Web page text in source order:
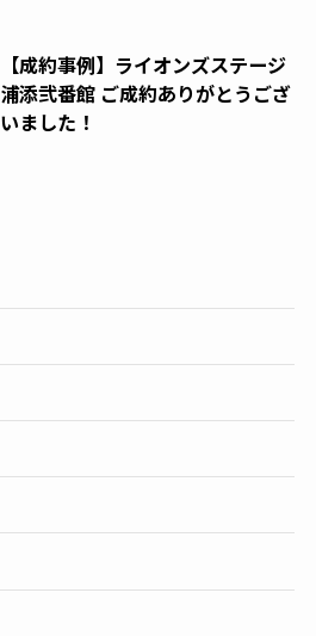
【成約事例】ライオンズステージ
浦添弐番館 ご成約ありがとうござ
いました！